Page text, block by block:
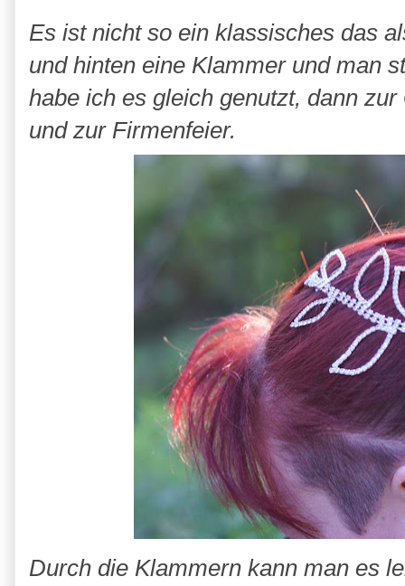
Es ist nicht so ein klassisches das
und hinten eine Klammer und man
habe ich es gleich genutzt, dann
und zur Firmenfeier.
Durch die Klammern kann man es